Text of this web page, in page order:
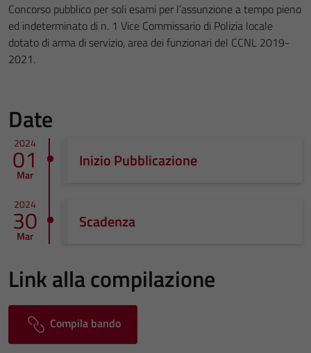
Concorso pubblico per soli esami per l’assunzione a tempo pieno
ed indeterminato di n. 1 Vice Commissario di Polizia locale
dotato di arma di servizio, area dei funzionari del CCNL 2019-
2021.
Date
2024
01
Mar
Inizio Pubblicazione
2024
30
Mar
Scadenza
Link alla compilazione
Compila bando